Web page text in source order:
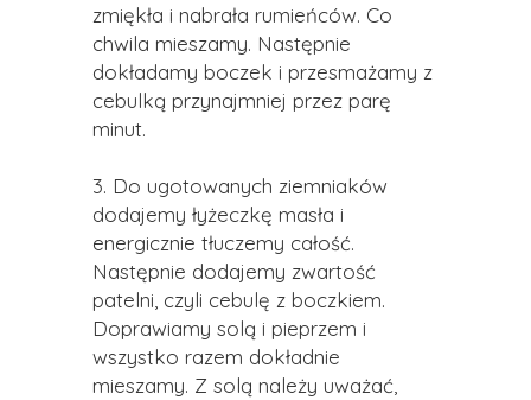
zmiękła i nabrała rumieńców. Co
chwila mieszamy. Następnie
dokładamy boczek i przesmażamy z
cebulką przynajmniej przez parę
minut.
3. Do ugotowanych ziemniaków
dodajemy łyżeczkę masła i
energicznie tłuczemy całość.
Następnie dodajemy zwartość
patelni, czyli cebulę z boczkiem.
Doprawiamy solą i pieprzem i
wszystko razem dokładnie
mieszamy. Z solą należy uważać,